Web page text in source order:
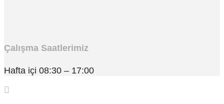
Çalışma Saatlerimiz
Hafta içi 08:30 – 17:00